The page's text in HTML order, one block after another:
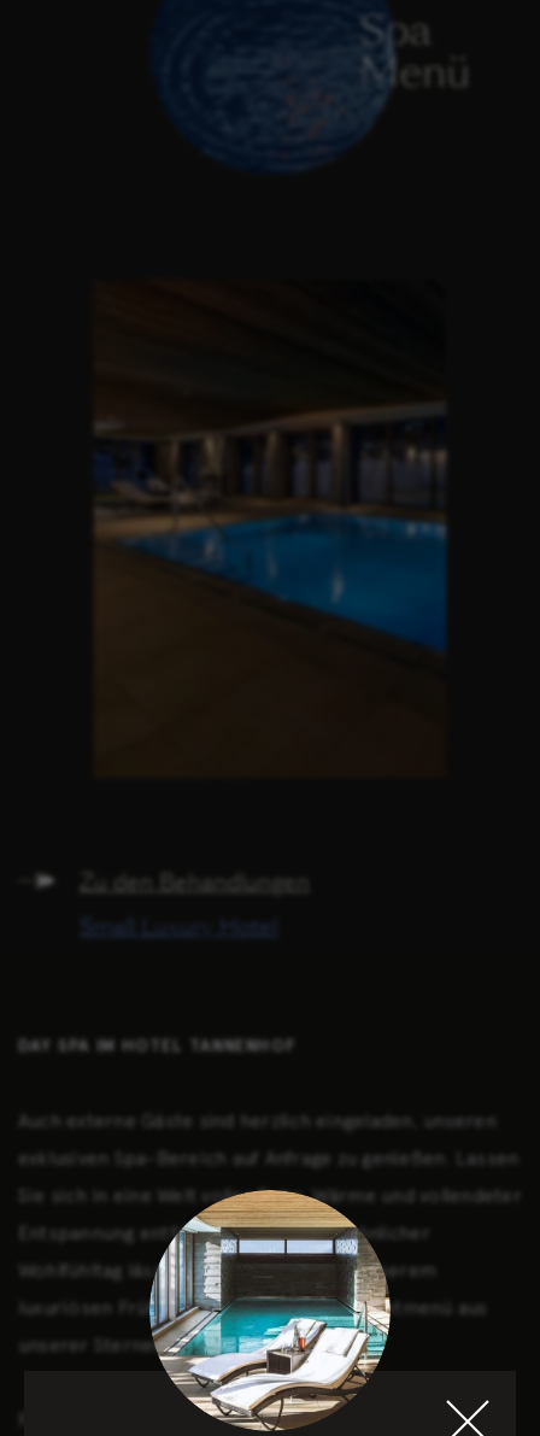
Spa
Menü
Zu den Behandlungen
Small Luxury Hotel
DAY SPA IM HOTEL TANNENHOF
Auch externe Gäste sind herzlich eingeladen, unseren
exklusiven Spa-Bereich auf Anfrage zu genießen. Lassen
Sie sich in eine Welt voller Ruhe, Wärme und vollendeter
Entspannung entführen. Ihr ganz persönlicher
Wohlfühltag lässt sich auf Wunsch mit unserem
luxuriösen Frühstück oder einem Gourmetmenü aus
unserer Sterneküche krönen.
Für eine kurze, aber außergewöhnlich wohltuende